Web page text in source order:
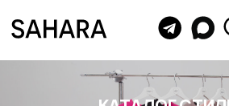
0
КАТАЛОГ СТИЛЬНОЙ
МУСУЛЬМАНСКОЙ ОДЕЖДЫ ДЛЯ
ЖЕНЩИН